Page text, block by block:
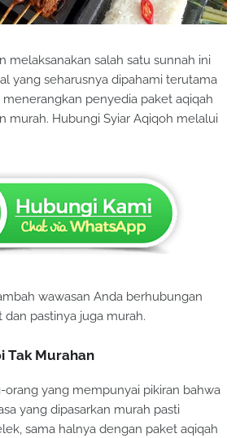
melaksanakan salah satu sunnah ini
yang seharusnya dipahami terutama
penyedia paket aqiqah
murah. Hubungi Syiar Aqiqoh melalui
wawasan Anda berhubungan
pastinya juga murah.
Tak Murahan
orang yang mempunyai pikiran bahwa
yang dipasarkan murah pasti
sama halnya dengan paket aqiqah